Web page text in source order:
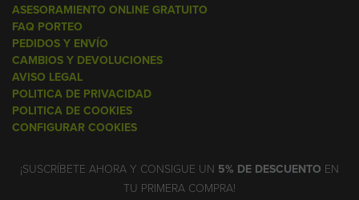
ASESORAMIENTO ONLINE GRATUITO
FAQ PORTEO
PEDIDOS Y ENVÍO
CAMBIOS Y DEVOLUCIONES
AVISO LEGAL
POLITICA DE PRIVACIDAD
POLITICA DE COOKIES
CONFIGURAR COOKIES
¡SUSCRÍBETE AHORA Y CONSIGUE UN 5% DE DESCUENTO EN
TU PRIMERA COMPRA!